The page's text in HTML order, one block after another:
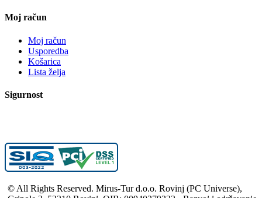
Moj račun
Moj račun
Usporedba
Košarica
Lista želja
Sigurnost
© All Rights Reserved. Mirus-Tur d.o.o. Rovinj (PC Universe),